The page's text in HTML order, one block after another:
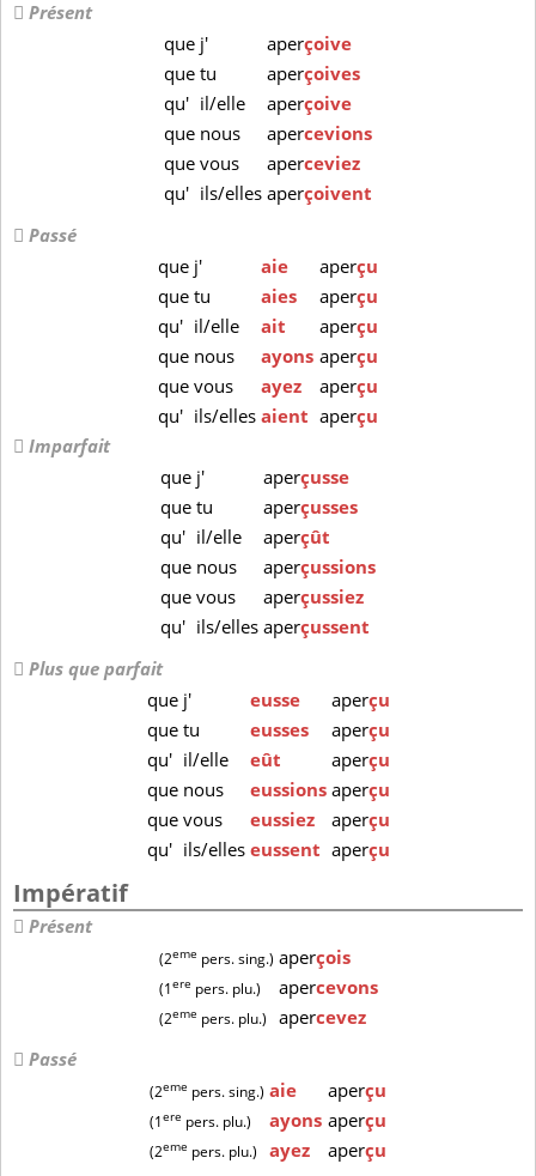
Présent
que j' aperçoive
quetu aperçoives
qu' il/elle aperçoive
que nous apercevions
quevous aperceviez
qu' ils/ellesaperçoivent
Passé
que j' aie aperçu
quetu aies aperçu
qu' il/elle ait aperçu
que nous ayons aperçu
quevous ayez aperçu
qu' ils/ellesaient aperçu
Imparfait
que j' aperçusse
quetu aperçusses
qu' il/elle aperçût
que nous aperçussions
quevous aperçussiez
qu' ils/ellesaperçussent
Plus que parfait
que j' eusse aperçu
que tu eusses aperçu
qu' il/elle eût aperçu
que nous eussions aperçu
que vous eussiez aperçu
qu' ils/elles eussent aperçu
Impératif
Présent
(2eme pers. sing.) aperçois
(1ere pers. plu.) apercevons
(2eme pers. plu.) apercevez
Passé
(2eme pers. sing.) aie aperçu
(1ere pers. plu.) ayons aperçu
(2eme pers. plu.) ayez aperçu